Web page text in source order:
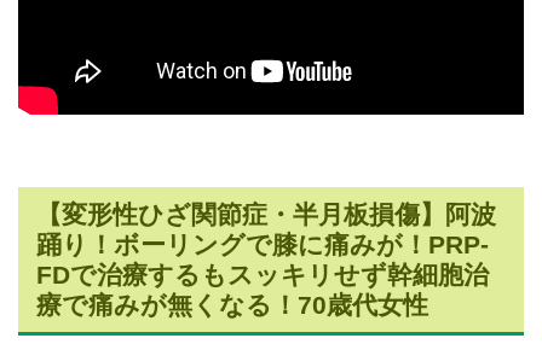
【変形性ひざ関節症・半月板損傷】阿波
踊り！ボーリングで膝に痛みが！PRP-
FDで治療するもスッキリせず幹細胞治
療で痛みが無くなる！70歳代女性